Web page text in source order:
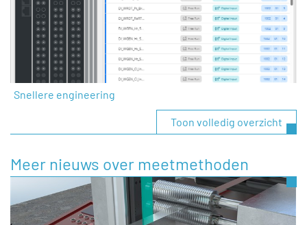
Snellere engineering
Toon volledig overzicht
Meer nieuws over meetmethoden